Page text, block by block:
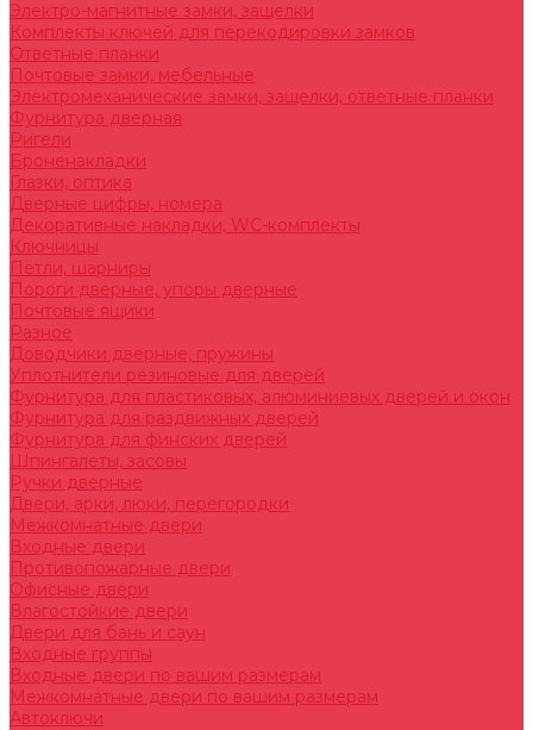
Электро-магнитные замки, защелки
Комплекты ключей для перекодировки замков
Ответные планки
Почтовые замки, мебельные
Электромеханические замки, защелки, ответные планки
Фурнитура дверная
Ригели
Броненакладки
Глазки, оптика
Дверные цифры, номера
Декоративные накладки, WC-комплекты
Ключницы
Петли, шарниры
Пороги дверные, упоры дверные
Почтовые ящики
Разное
Доводчики дверные, пружины
Уплотнители резиновые для дверей
Фурнитура для пластиковых, алюминиевых дверей и окон
Фурнитура для раздвижных дверей
Фурнитура для финских дверей
Шпингалеты, засовы
Ручки дверные
Двери, арки, люки, перегородки
Межкомнатные двери
Входные двери
Противопожарные двери
Офисные двери
Влагостойкие двери
Двери для бань и саун
Входные группы
Входные двери по вашим размерам
Межкомнатные двери по вашим размерам
Автоключи